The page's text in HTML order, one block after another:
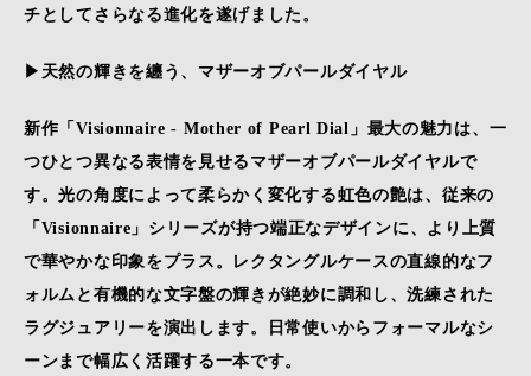
チとしてさらなる進化を遂げました。
▶天然の輝きを纏う、マザーオブパールダイヤル
新作「Visionnaire - Mother of Pearl Dial」最大の魅力は、一
つひとつ異なる表情を見せるマザーオブパールダイヤルで
す。光の角度によって柔らかく変化する虹色の艶は、従来の
「Visionnaire」シリーズが持つ端正なデザインに、より上質
で華やかな印象をプラス。レクタングルケースの直線的なフ
ォルムと有機的な文字盤の輝きが絶妙に調和し、洗練された
ラグジュアリーを演出します。日常使いからフォーマルなシ
ーンまで幅広く活躍する一本です。